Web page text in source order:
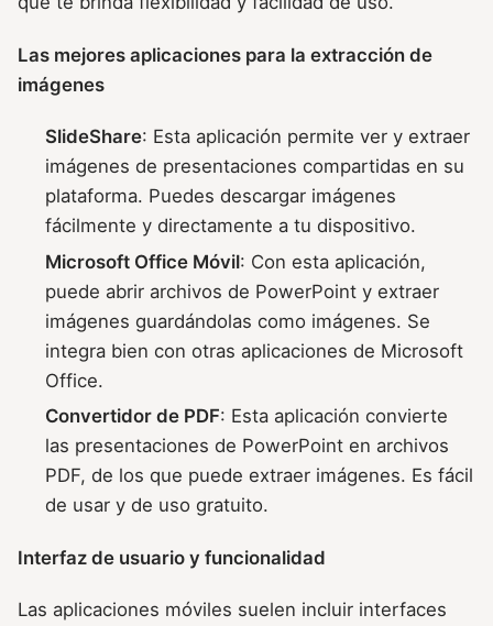
Las mejores aplicaciones para la extracción de
imágenes
SlideShare: Esta aplicación permite ver y extraer
imágenes de presentaciones compartidas en su
plataforma. Puedes descargar imágenes
fácilmente y directamente a tu dispositivo.
Microsoft Office Móvil: Con esta aplicación,
puede abrir archivos de PowerPoint y extraer
imágenes guardándolas como imágenes. Se
integra bien con otras aplicaciones de Microsoft
Office.
Convertidor de PDF: Esta aplicación convierte
las presentaciones de PowerPoint en archivos
PDF, de los que puede extraer imágenes. Es fácil
de usar y de uso gratuito.
Interfaz de usuario y funcionalidad
Las aplicaciones móviles suelen incluir interfaces